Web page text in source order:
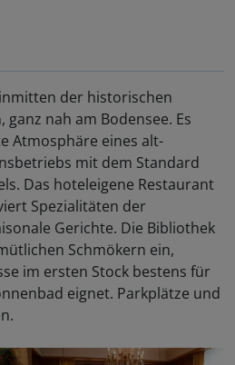
der historischen
nah am Bodensee. Es
Atmosphäre eines alt-
mit dem Standard
Das hoteleigene Restaurant
Spezialitäten der
Gerichte. Die Bibliothek
Schmökern ein,
im ersten Stock bestens für
eignet. Parkplätze und